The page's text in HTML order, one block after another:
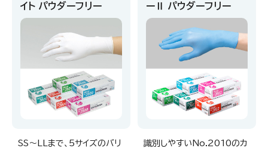
イト パウダーフリー
SS〜LLまで、5サイズのバリ
ーⅡ パウダーフリー
識別しやすいNo.2010のカ